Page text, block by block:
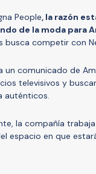
People, la razón
de la moda para
busca competir con
un comunicado de
televisivos y
auténticos.
la compañía
espacio en que